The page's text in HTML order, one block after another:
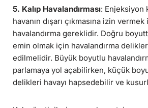
5. Kalıp Havalandırması: Enjeksiyon
havanın dışarı çıkmasına izin
havalandırma gereklidir. Doğru
emin olmak için havalandırma
edilmelidir. Büyük boyutlu
parlamaya yol açabilirken, küçük
delikleri havayı hapsedebilir ve